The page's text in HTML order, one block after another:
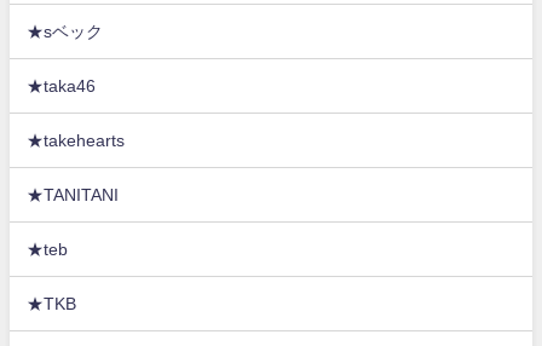
★sベック
★taka46
★takehearts
★TANITANI
★teb
★TKB